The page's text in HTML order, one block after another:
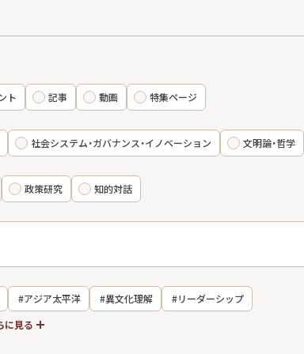
ト 記事 動画 特集ページ
社会システム・ガバナンス・イノベーション 文明論・哲学
政策研究 知的対話
#アジア太平洋 #異文化理解
#リーダーシップ
に見る